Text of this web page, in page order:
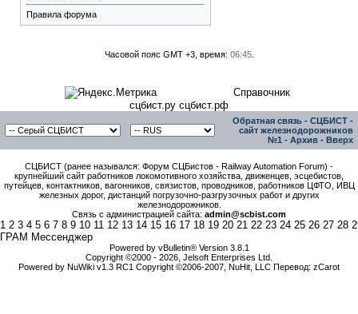
Правила форума
Часовой пояс GMT +3, время: 06:45.
Справочник
сцбист.ру сцбист.рф
Обратная связь - СЦБИСТ -
сайт железнодорожников
№1 - Архив - Вверх
СЦБИСТ (ранее назывался: Форум СЦБистов - Railway Automation Forum) -
крупнейший сайт работников локомотивного хозяйства, движенцев, эсцебистов,
путейцев, контактников, вагонников, связистов, проводников, работников ЦФТО, ИВЦ
железных дорог, дистанций погрузочно-разгрузочных работ и других
железнодорожников.
Связь с администрацией сайта: admin@scbist.com
1 2 3 4 5 6 7 8 9 10 11 12 13 14 15 16 17 18 19 20 21 22 23 24 25 26 27 28
ГРАМ Мессенджер
Powered by vBulletin® Version 3.8.1
Copyright ©2000 - 2026, Jelsoft Enterprises Ltd.
Powered by NuWiki v1.3 RC1 Copyright ©2006-2007, NuHit, LLC Перевод: zCarot